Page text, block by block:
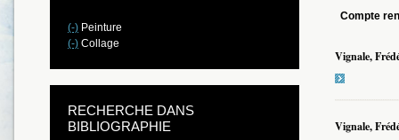
Compte
Vignale,
Vignale,
(-) Peinture
(-) Collage
RECHERCHE DANS
BIBLIOGRAPHIE